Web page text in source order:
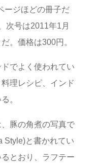
ージほどの冊子だ
次号は2011年1月
。価格は300円。
でよく使われてい
理レシピ、インド
。
、豚の角煮の写真で
Style)と書かれてい
とおり、ラフテー